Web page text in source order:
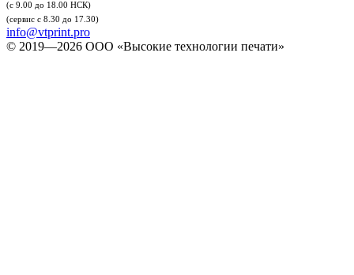
(с 9.00 до 18.00 НСК)
(сервис с 8.30 до 17.30)
info@vtprint.pro
© 2019—2026 ООО «Высокие технологии печати»